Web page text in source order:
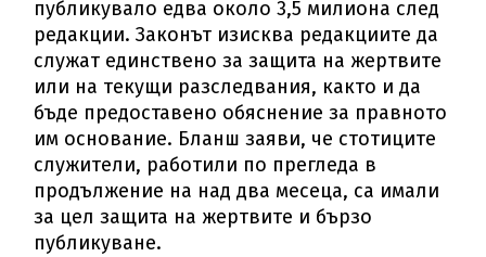
публикувало едва около 3,5 милиона след
редакции. Законът изисква редакциите да
служат единствено за защита на жертвите
или на текущи разследвания, както и да
бъде предоставено обяснение за правното
им основание. Бланш заяви, че стотиците
служители, работили по прегледа в
продължение на над два месеца, са имали
за цел защита на жертвите и бързо
публикуване.